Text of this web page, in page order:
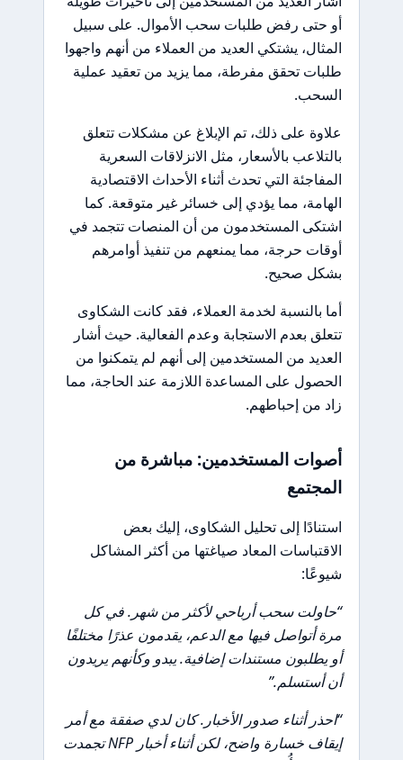
أو حتى رفض طلبات سحب الأموال. على سبيل
المثال، يشتكي العديد من العملاء من أنهم واجهوا
طلبات تحقق مفرطة، مما يزيد من تعقيد عملية
السحب.
علاوة على ذلك، تم الإبلاغ عن مشكلات تتعلق
بالتلاعب بالأسعار، مثل الانزلاقات السعرية
المفاجئة التي تحدث أثناء الأحداث الاقتصادية
الهامة، مما يؤدي إلى خسائر غير متوقعة. كما
اشتكى المستخدمون من أن المنصات تتجمد في
أوقات حرجة، مما يمنعهم من تنفيذ أوامرهم
بشكل صحيح.
أما بالنسبة لخدمة العملاء، فقد كانت الشكاوى
تتعلق بعدم الاستجابة وعدم الفعالية. حيث أشار
العديد من المستخدمين إلى أنهم لم يتمكنوا من
الحصول على المساعدة اللازمة عند الحاجة، مما
زاد من إحباطهم.
أصوات المستخدمين: مباشرة من
المجتمع
استنادًا إلى تحليل الشكاوى، إليك بعض
الاقتباسات المعاد صياغتها من أكثر المشاكل
شيوعًا:
“حاولت سحب أرباحي لأكثر من شهر. في كل
مرة أتواصل فيها مع الدعم، يقدمون عذرًا مختلفًا
أو يطلبون مستندات إضافية. يبدو وكأنهم يريدون
أن أستسلم.”
“احذر أثناء صدور الأخبار. كان لدي صفقة مع أمر
إيقاف خسارة واضح، لكن أثناء أخبار NFP تجمدت